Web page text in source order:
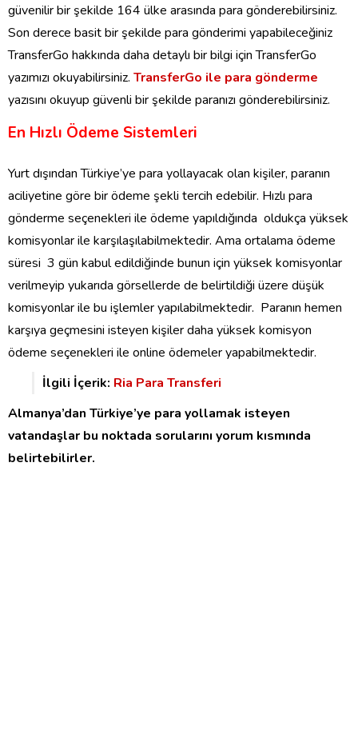
güvenilir bir şekilde 164 ülke arasında para gönderebilirsiniz.
Son derece basit bir şekilde para gönderimi yapabileceğiniz
TransferGo hakkında daha detaylı bir bilgi için TransferGo
yazımızı okuyabilirsiniz. TransferGo ile para gönderme
yazısını okuyup güvenli bir şekilde paranızı gönderebilirsiniz.
En Hızlı Ödeme Sistemleri
Yurt dışından Türkiye’ye para yollayacak olan kişiler, paranın
aciliyetine göre bir ödeme şekli tercih edebilir. Hızlı para
gönderme seçenekleri ile ödeme yapıldığında oldukça yüksek
komisyonlar ile karşılaşılabilmektedir. Ama ortalama ödeme
süresi 3 gün kabul edildiğinde bunun için yüksek komisyonlar
verilmeyip yukarıda görsellerde de belirtildiği üzere düşük
komisyonlar ile bu işlemler yapılabilmektedir. Paranın hemen
karşıya geçmesini isteyen kişiler daha yüksek komisyon
ödeme seçenekleri ile online ödemeler yapabilmektedir.
İlgili İçerik: Ria Para Transferi
Almanya’dan Türkiye’ye para yollamak isteyen
vatandaşlar bu noktada sorularını yorum kısmında
belirtebilirler.